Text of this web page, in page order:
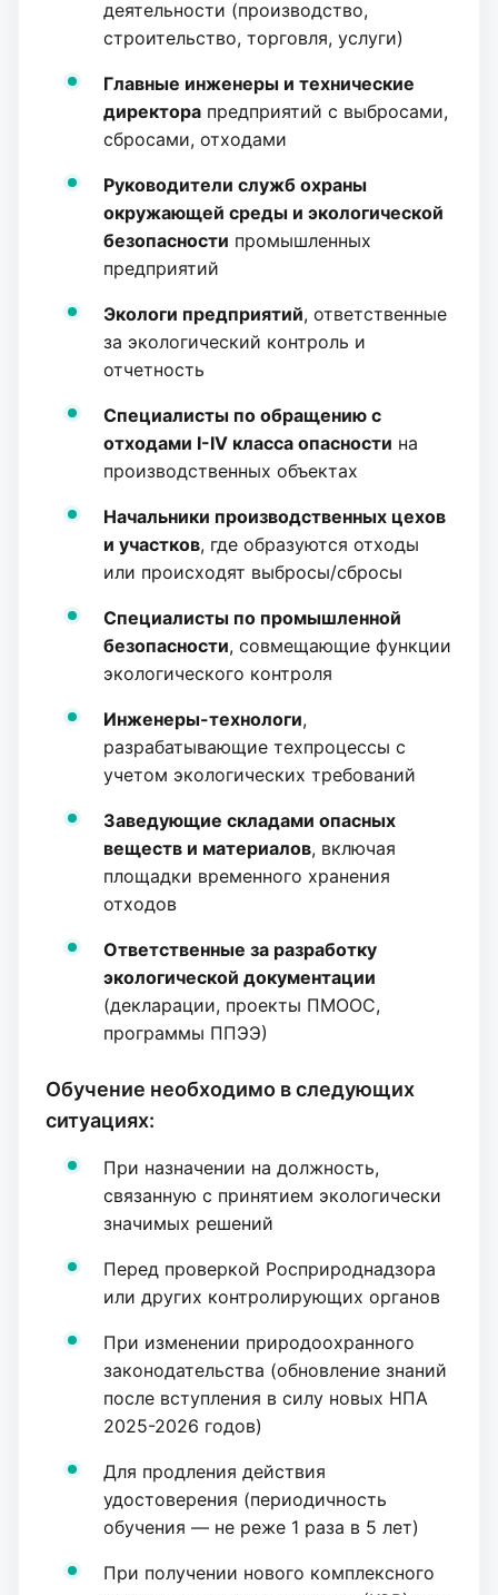
деятельности (производство,
строительство, торговля, услуги)
Главные инженеры и технические
директора предприятий с выбросами,
сбросами, отходами
Руководители служб охраны
окружающей среды и экологической
безопасности промышленных
предприятий
Экологи предприятий, ответственные
за экологический контроль и
отчетность
Специалисты по обращению с
отходами I-IV класса опасности на
производственных объектах
Начальники производственных цехов
и участков, где образуются отходы
или происходят выбросы/сбросы
Специалисты по промышленной
безопасности, совмещающие функции
экологического контроля
Инженеры-технологи,
разрабатывающие техпроцессы с
учетом экологических требований
Заведующие складами опасных
веществ и материалов, включая
площадки временного хранения
отходов
Ответственные за разработку
экологической документации
(декларации, проекты ПМООС,
программы ППЭЭ)
Обучение необходимо в следующих
ситуациях:
При назначении на должность,
связанную с принятием экологически
значимых решений
Перед проверкой Росприроднадзора
или других контролирующих органов
При изменении природоохранного
законодательства (обновление знаний
после вступления в силу новых НПА
2025-2026 годов)
Для продления действия
удостоверения (периодичность
обучения — не реже 1 раза в 5 лет)
При получении нового комплексного